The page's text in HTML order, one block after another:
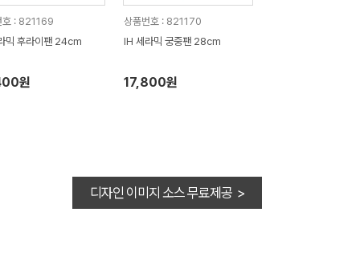
호 : 821169
믹 후라이팬 24cm
원
상품번호 : 821170
IH 세라믹 궁중팬 28cm
17,800원
디자인 이미지 소스 무료제공 >